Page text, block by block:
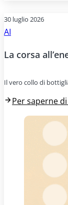
30 luglio 2026
AI
La corsa
Il vero collo di
Per saperne